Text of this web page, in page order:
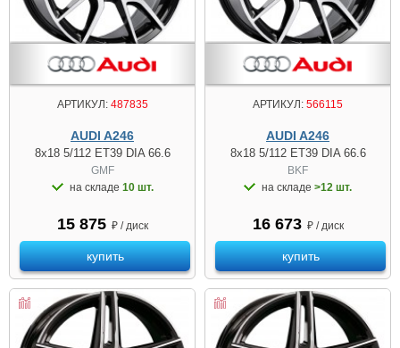
АРТИКУЛ:487835
AUDI A246
8x18 5/112 ET39 DIA 66.6
GMF
на складе 10 шт.
15 875 ₽ / диск
купить
АРТИКУЛ: 566115
AUDI A246
8x18 5/112 ET39 DIA 66.6
BKF
на складе >12 шт.
16 673 ₽ / диск
купить